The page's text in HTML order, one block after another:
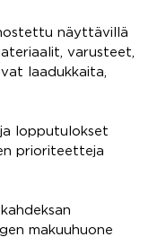
näyttävillä
varusteet,
laadukkaita,
lopputulokset
prioriteetteja
makuuhuone